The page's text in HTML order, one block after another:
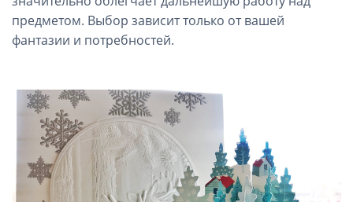
предметом. Выбор зависит только от вашей
фантазии и потребностей.